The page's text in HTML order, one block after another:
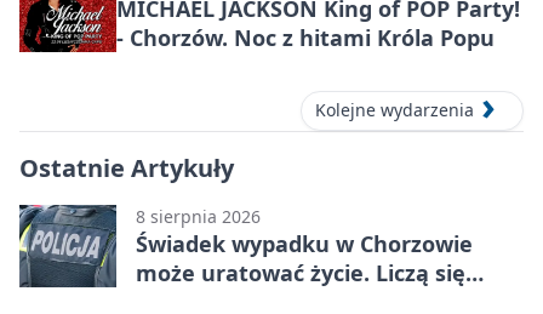
MICHAEL JACKSON King of POP Party!
- Chorzów. Noc z hitami Króla Popu
Kolejne wydarzenia
Ostatnie Artykuły
8 sierpnia 2026
Świadek wypadku w Chorzowie
może uratować życie. Liczą się